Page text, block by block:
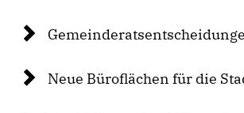
Neue Büroflächen für die